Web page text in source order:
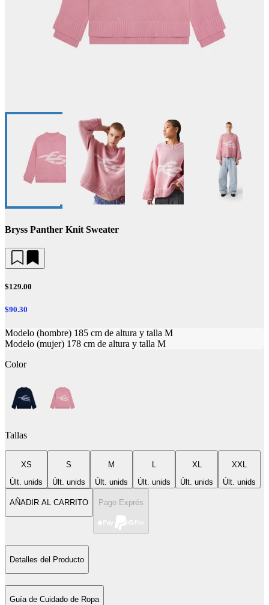
Bryss Panther Knit Sweater
$129.00
$90.30
Modelo (hombre) 185 cm de altura y talla M
Modelo (mujer) 178 cm de altura y talla M
Color
Tallas
XS
Últ. unids
S
Últ. unids
M
Últ. unids
L
Últ. unids
XL
Últ. unids
XXL
Últ. unids
AÑADIR AL CARRITO Pago Exprés
Detalles del Producto
Guía de Cuidado de Ropa